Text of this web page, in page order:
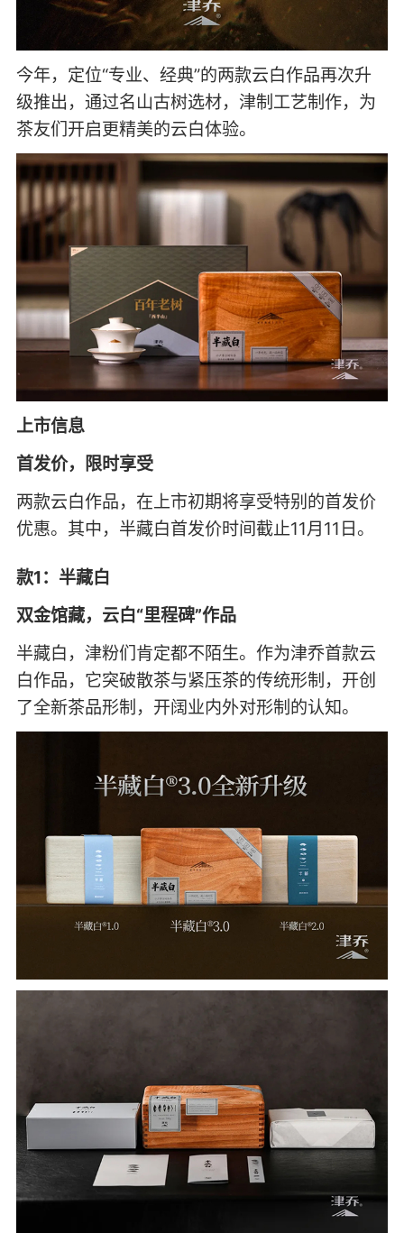
今年，定位“专业、经典”的两款云白作品再次升
级推出，通过名山古树选材，津制工艺制作，为
茶友们开启更精美的云白体验。
上市信息
首发价，限时享受
两款云白作品，在上市初期将享受特别的首发价
优惠。其中，半藏白首发价时间截止11月11日。
款1：半藏白
双金馆藏，云白“里程碑”作品
半藏白，津粉们肯定都不陌生。作为津乔首款云
白作品，它突破散茶与紧压茶的传统形制，开创
了全新茶品形制，开阔业内外对形制的认知。